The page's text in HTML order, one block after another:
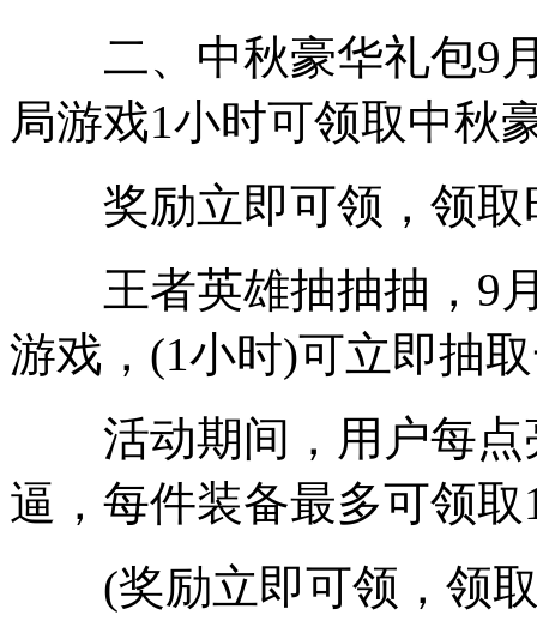
二、中秋豪华礼包9月
局游戏1小时可领取中秋
奖励立即可领，领取
王者英雄抽抽抽，9月
游戏，(1小时)可立即抽
活动期间，用户每点
逼，每件装备最多可领取
(奖励立即可领，领取